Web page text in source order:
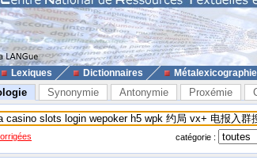
Lexiques Dictionnaires Métalexicographie
Synonymie Antonymie Proxémie
catégorie :